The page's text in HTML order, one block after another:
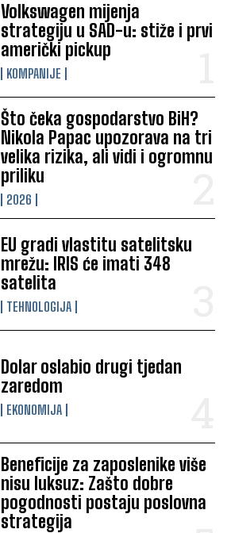
Volkswagen mijenja
strategiju u SAD-u: stiže i prvi
američki pickup
KOMPANIJE
Što čeka gospodarstvo BiH?
Nikola Papac upozorava na tri
velika rizika, ali vidi i ogromnu
priliku
2026
EU gradi vlastitu satelitsku
mrežu: IRIS će imati 348
satelita
TEHNOLOGIJA
Dolar oslabio drugi tjedan
zaredom
EKONOMIJA
Beneficije za zaposlenike više
nisu luksuz: Zašto dobre
pogodnosti postaju poslovna
strategija